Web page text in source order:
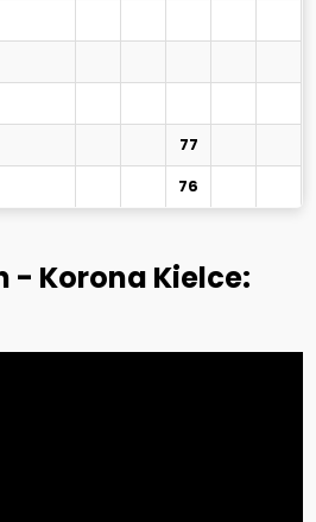
77
76
- Korona Kielce: